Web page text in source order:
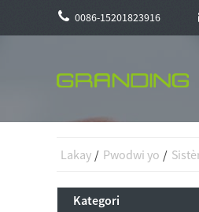
0086-15201823916
Lakay Pwodwi yo
Kategori